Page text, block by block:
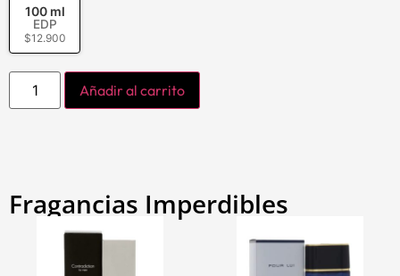
100 ml
EDP
$12.900
Añadir al carrito
Fragancias Imperdibles